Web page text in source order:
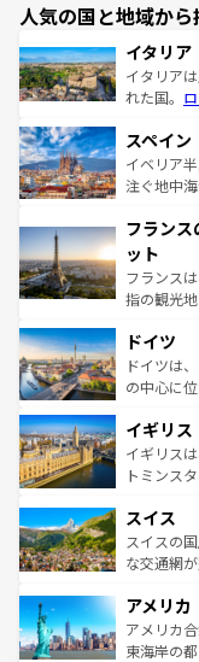
人気の国と地域から
イタリア
イタリア
れた国。
ろん、ト
景など、
ピザやパ
ませてく
なお、新
しい。
スペイン
イベリア
注ぐ地中
文化が根
れる闘牛
る。首都
アートに
せる。地
ンテンツ
フラン
ット
フランス
指の観光
で、幅広
聖堂、美
から魅了
いる。シ
香り高い
らに、パ
れる地方
を参照し
ドイツ
ドイツは
の中心に
顔を持つ
ルリンの
してライ
は、お酒好き
ドイツ情
イギリス
イギリス
トミンス
リアごと
ティー、
戦など、
ンツ一覧
スイス
スイスの
な交通網
の建物が
博物館も
ことがで
アメリカ
アメリカ
東海岸の